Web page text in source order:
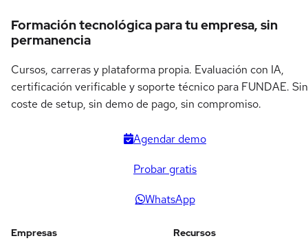
Formación tecnológica para tu empresa, sin
permanencia
Cursos, carreras y plataforma propia. Evaluación con IA,
certificación verificable y soporte técnico para FUNDAE. Sin
coste de setup, sin demo de pago, sin compromiso.
Agendar demo
Probar gratis
WhatsApp
Empresas Recursos